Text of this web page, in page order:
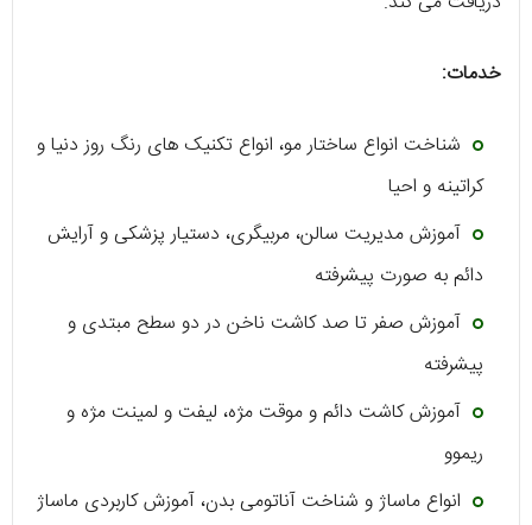
خدمات:
شناخت انواع ساختار مو، انواع تکنیک‌ های رنگ روز دنیا و
کراتینه و احیا
آموزش مدیریت سالن، مربیگری، دستیار پزشکی و آرایش
دائم به صورت پیشرفته
آموزش صفر تا صد کاشت ناخن در دو سطح مبتدی و
پیشرفته
آموزش کاشت دائم و موقت مژه، لیفت و لمینت مژه و
ریموو
انواع ماساژ و شناخت آناتومی بدن، آموزش کاربردی ماساژ